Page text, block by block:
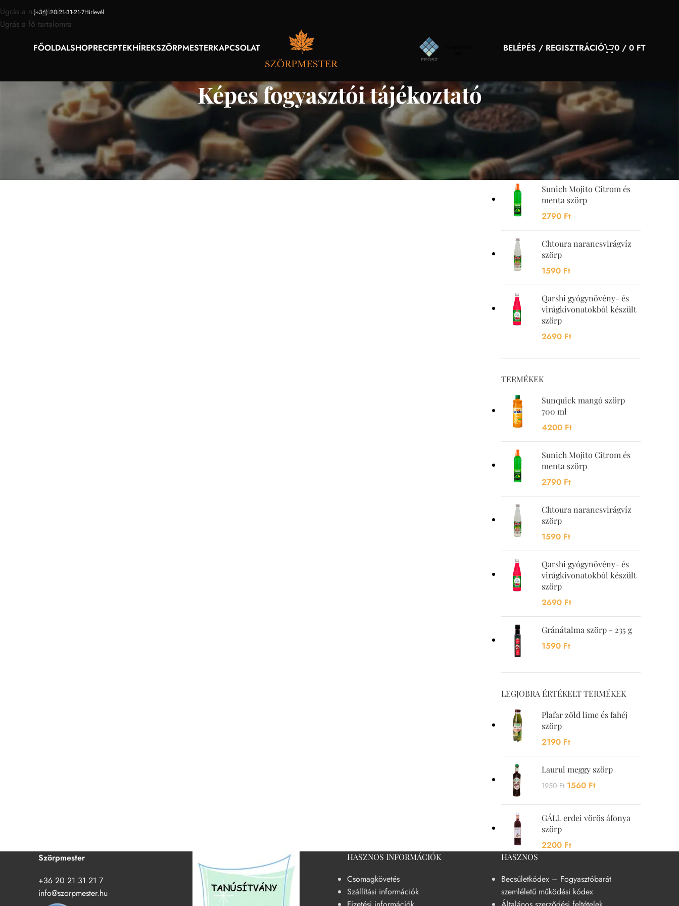
Ugrás a navigációra
Ugrás a fő tartalomra
(+36) 20-21-31-21-7Hirlevél
FŐOLDALSHOPRECEPTEKHÍREKSZÖRPMESTERKAPCSOLAT BELÉPÉS / REGISZTRÁCIÓ 0 / 0 FT
Képes fogyasztói tájékoztató
YOU MAY ALSO LIKE…
Sunquick mangó szörp
700 ml
4200Ft
Sunich Mojito Citrom és
menta szörp
2790 Ft
Chtoura narancsvirágvíz
szörp
1590 Ft
Qarshi gyógynövény- és
virágkivonatokból készült
szörp
2690 Ft
TERMÉKEK
Sunquick mangó szörp
700 ml
4200 Ft
Sunich Mojito Citrom és
menta szörp
2790 Ft
Chtoura narancsvirágvíz
szörp
1590 Ft
Qarshi gyógynövény- és
virágkivonatokból készült
szörp
2690 Ft
Gránátalma szörp - 235 g
1590 Ft
LEGJOBRA ÉRTÉKELT TERMÉKEK
Plafar zöld lime és fahéj
szörp
2190 Ft
Laurul meggy szörp
1950Ft 1560 Ft
GÁLL erdei vörös áfonya
szörp
2200 Ft
Szörpmester
+36 20 21 31 21 7
info@szorpmester.hu
HASZNOS INFORMÁCIÓK
Csomagkövetés
Szállítási információk
HASZNOS
Becsületkódex – Fogyasztóbarát
szemléletű működési kódex